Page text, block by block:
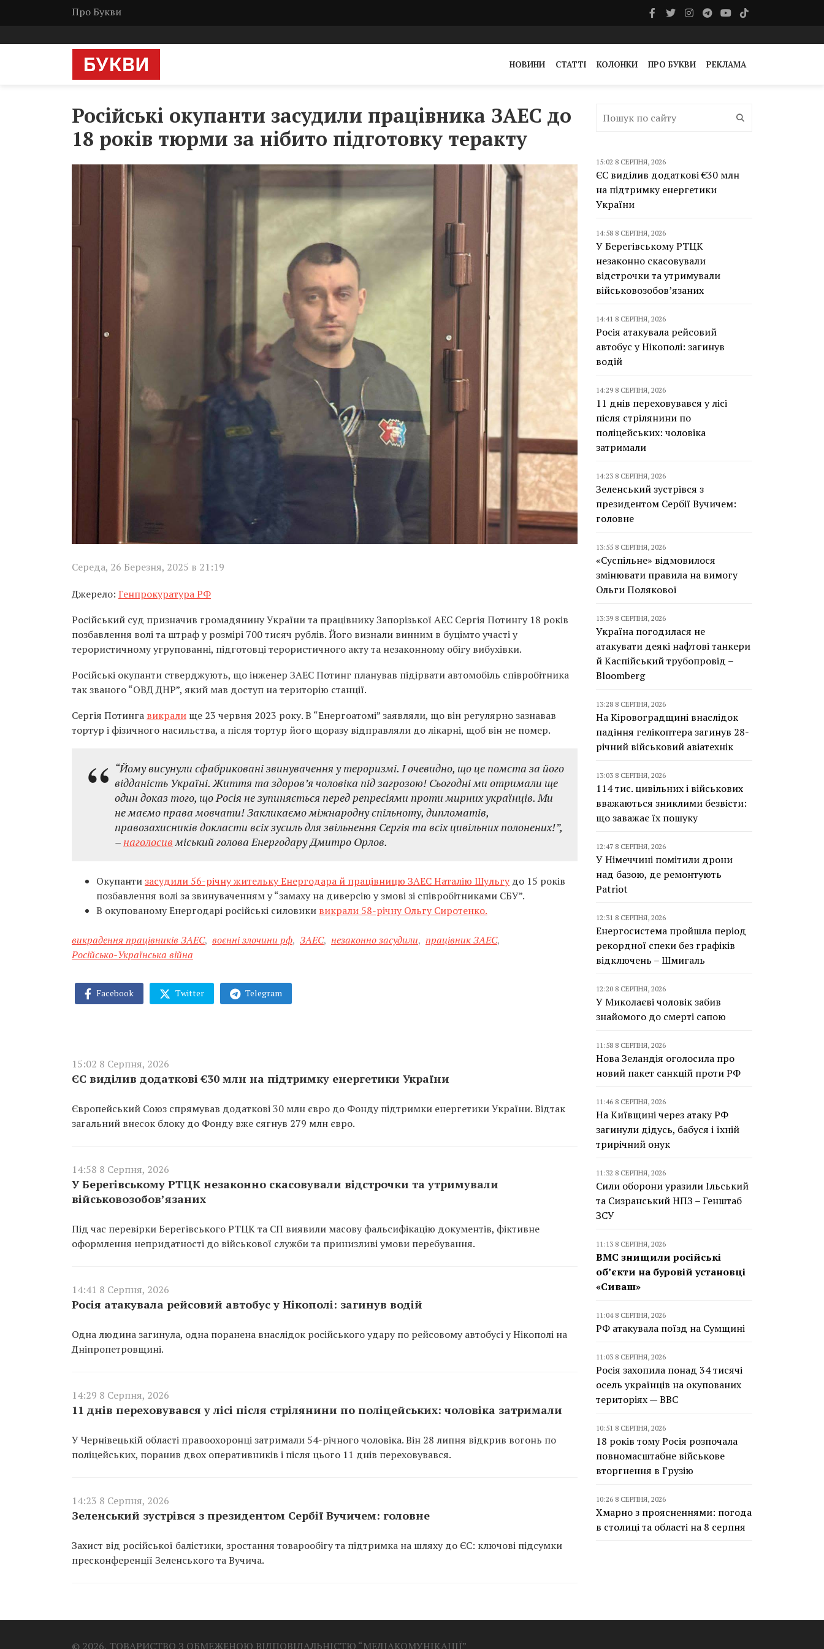
Про Букви
НОВИНИ СТАТТІ КОЛОНКИ ПРО БУКВИ РЕКЛАМА
Російські окупанти засудили працівника ЗАЕС до
18 років тюрми за нібито підготовку теракту
Середа, 26 Березня, 2025 в 21:19
Джерело: Генпрокуратура РФ
Російський суд призначив громадянину України та працівнику Запорізької АЕС Сергія Потингу 18 років
позбавлення волі та штраф у розмірі 700 тисяч рублів. Його визнали винним в буцімто участі у
терористичному угрупованні, підготовці терористичного акту та незаконному обігу вибухівки.
Російські окупанти стверджують, що інженер ЗАЕС Потинг планував підірвати автомобіль співробітника
так званого “ОВД ДНР”, який мав доступ на територію станції.
Сергія Потинга викрали ще 23 червня 2023 року. В “Енергоатомі” заявляли, що він регулярно зазнавав
тортур і фізичного насильства, а після тортур його щоразу відправляли до лікарні, щоб він не помер.
“Йому висунули сфабриковані звинувачення у тероризмі. І очевидно, що це помста за його
відданість Україні. Життя та здоровʼя чоловіка під загрозою! Сьогодні ми отримали ще
один доказ того, що Росія не зупиняється перед репресіями проти мирних українців. Ми
не маємо права мовчати! Закликаємо міжнародну спільноту, дипломатів,
правозахисників докласти всіх зусиль для звільнення Сергія та всіх цивільних полонених!”,
– наголосивміський голова Енергодару Дмитро Орлов.
Окупантизасудили 56-річну жительку Енергодара й працівницю ЗАЕС Наталію Шульгу до 15 років
позбавлення волі за звинуваченням у “замаху на диверсію у змові зі співробітниками СБУ”.
В окупованому Енергодарі російські силовики викрали 58-річну Ольгу Сиротенко.
викрадення працівників ЗАЕС, воєнні злочини рф, ЗАЕС, незаконно засудили, працівник ЗАЕС,
Російсько-Українська війна
Facebook Twitter Telegram
15:02 8 Серпня, 2026
ЄС виділив додаткові €30 млн на підтримку енергетики України
Європейський Союз спрямував додаткові 30 млн євро до Фонду підтримки енергетики України. Відтак
загальний внесок блоку до Фонду вже сягнув 279 млн євро.
14:58 8 Серпня, 2026
У Берегівському РТЦК незаконно скасовували відстрочки та утримували
військовозобов’язаних
Під час перевірки Берегівського РТЦК та СП виявили масову фальсифікацію документів, фіктивне
оформлення непридатності до військової служби та принизливі умови перебування.
14:41 8 Серпня, 2026
Росія атакувала рейсовий автобус у Нікополі: загинув водій
Одна людина загинула, одна поранена внаслідок російського удару по рейсовому автобусі у Нікополі на
Дніпропетровщині.
14:29 8 Серпня, 2026
11 днів переховувався у лісі після стрілянини по поліцейських: чоловіка затримали
У Чернівецькій області правоохоронці затримали 54-річного чоловіка. Він 28 липня відкрив вогонь по
поліцейських, поранив двох оперативників і після цього 11 днів переховувався.
14:23 8 Серпня, 2026
Зеленський зустрівся з президентом Сербії Вучичем: головне
Захист від російської балістики, зростання товарообігу та підтримка на шляху до ЄС: ключові підсумки
пресконференції Зеленського та Вучича.
15:02 8 СЕРПНЯ, 2026
ЄС виділив додаткові €30 млн
на підтримку енергетики
України
14:58 8 СЕРПНЯ, 2026
У Берегівському РТЦК
незаконно скасовували
відстрочки та утримували
військовозобов’язаних
14:41 8 СЕРПНЯ, 2026
Росія атакувала рейсовий
автобус у Нікополі: загинув
водій
14:29 8 СЕРПНЯ, 2026
11 днів переховувався у лісі
після стрілянини по
поліцейських: чоловіка
затримали
14:23 8 СЕРПНЯ, 2026
Зеленський зустрівся з
президентом Сербії Вучичем:
головне
13:55 8 СЕРПНЯ, 2026
«Суспільне» відмовилося
змінювати правила на вимогу
Ольги Полякової
13:39 8 СЕРПНЯ, 2026
Україна погодилася не
атакувати деякі нафтові танкери
й Каспійський трубопровід –
Bloomberg
13:28 8 СЕРПНЯ, 2026
На Кіровоградщині внаслідок
падіння гелікоптера загинув 28-
річний військовий авіатехнік
13:03 8 СЕРПНЯ, 2026
114 тис. цивільних і військових
вважаються зниклими безвісти:
що заважає їх пошуку
12:47 8 СЕРПНЯ, 2026
У Німеччині помітили дрони
над базою, де ремонтують
Patriot
12:31 8 СЕРПНЯ, 2026
Енергосистема пройшла період
рекордної спеки без графіків
відключень – Шмигаль
12:20 8 СЕРПНЯ, 2026
У Миколаєві чоловік забив
знайомого до смерті сапою
11:58 8 СЕРПНЯ, 2026
Нова Зеландія оголосила про
новий пакет санкцій проти РФ
11:46 8 СЕРПНЯ, 2026
На Київщині через атаку РФ
загинули дідусь, бабуся і їхній
трирічний онук
11:32 8 СЕРПНЯ, 2026
Сили оборони уразили Ільський
та Сизранський НПЗ – Генштаб
ЗСУ
11:13 8 СЕРПНЯ, 2026
ВМС знищили російські
об’єкти на буровій установці
«Сиваш»
11:04 8 СЕРПНЯ, 2026
РФ атакувала поїзд на Сумщині
11:03 8 СЕРПНЯ, 2026
Росія захопила понад 34 тисячі
осель українців на окупованих
територіях — BBC
10:51 8 СЕРПНЯ, 2026
18 років тому Росія розпочала
повномасштабне військове
вторгнення в Грузію
10:26 8 СЕРПНЯ, 2026
Хмарно з проясненнями: погода
в столиці та області на 8 серпня
© 2026, ТОВАРИСТВО З ОБМЕЖЕНОЮ ВІДПОВІДАЛЬНІСТЮ “МЕДІАКОМУНІКАЦІЇ”